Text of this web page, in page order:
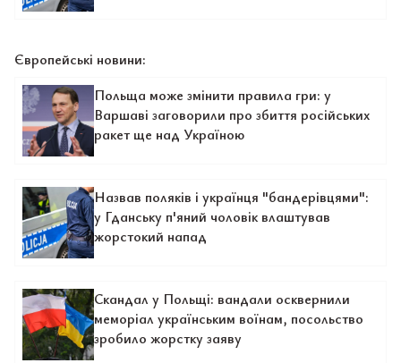
Європейські новини:
Польща може змінити правила гри: у
Варшаві заговорили про збиття російських
ракет ще над Україною
Назвав поляків і українця "бандерівцями":
у Гданську п'яний чоловік влаштував
жорстокий напад
Скандал у Польщі: вандали осквернили
меморіал українським воїнам, посольство
зробило жорстку заяву